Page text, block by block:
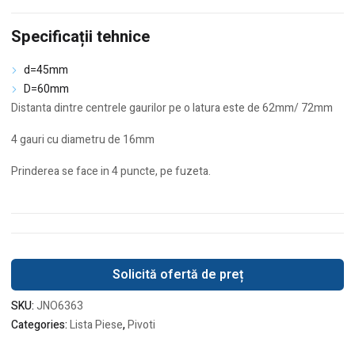
Specificații tehnice
d=45mm
D=60mm
Distanta dintre centrele gaurilor pe o latura este de 62mm/ 72mm
4 gauri cu diametru de 16mm
Prinderea se face in 4 puncte, pe fuzeta.
Solicită ofertă de preț
SKU:JNO6363
Categories:Lista Piese,Pivoti